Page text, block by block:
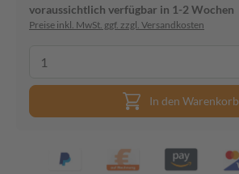
voraussichtlich verfügbar in 1-2 Wochen
Preise inkl. MwSt. ggf. zzgl. Versandkosten
In den Warenkorb